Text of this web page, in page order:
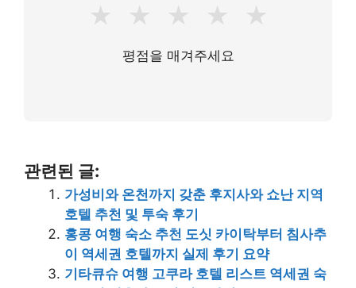
★ ★ ★ ★ ★
평점을 매겨주세요
관련된 글:
가성비와 온천까지 갖춘 후지사와 쇼난 지역
호텔 추천 및 투숙 후기
홍콩 여행 숙소 추천 도싯 카이탁부터 침사추
이 역세권 호텔까지 실제 후기 요약
기타큐슈 여행 고쿠라 호텔 리스트 역세권 숙